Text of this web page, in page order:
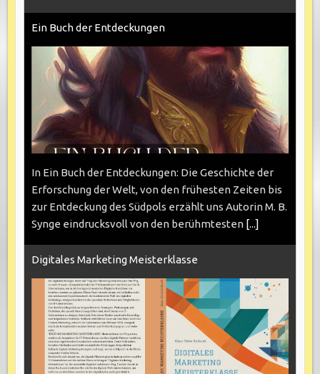
Ein Buch der Entdeckungen
In Ein Buch der Entdeckungen: Die Geschichte der
Erforschung der Welt, von den frühesten Zeiten bis
zur Entdeckung des Südpols erzählt uns Autorin M. B.
Synge eindrucksvoll von den berühmtesten [...]
Digitales Marketing Meisterklasse